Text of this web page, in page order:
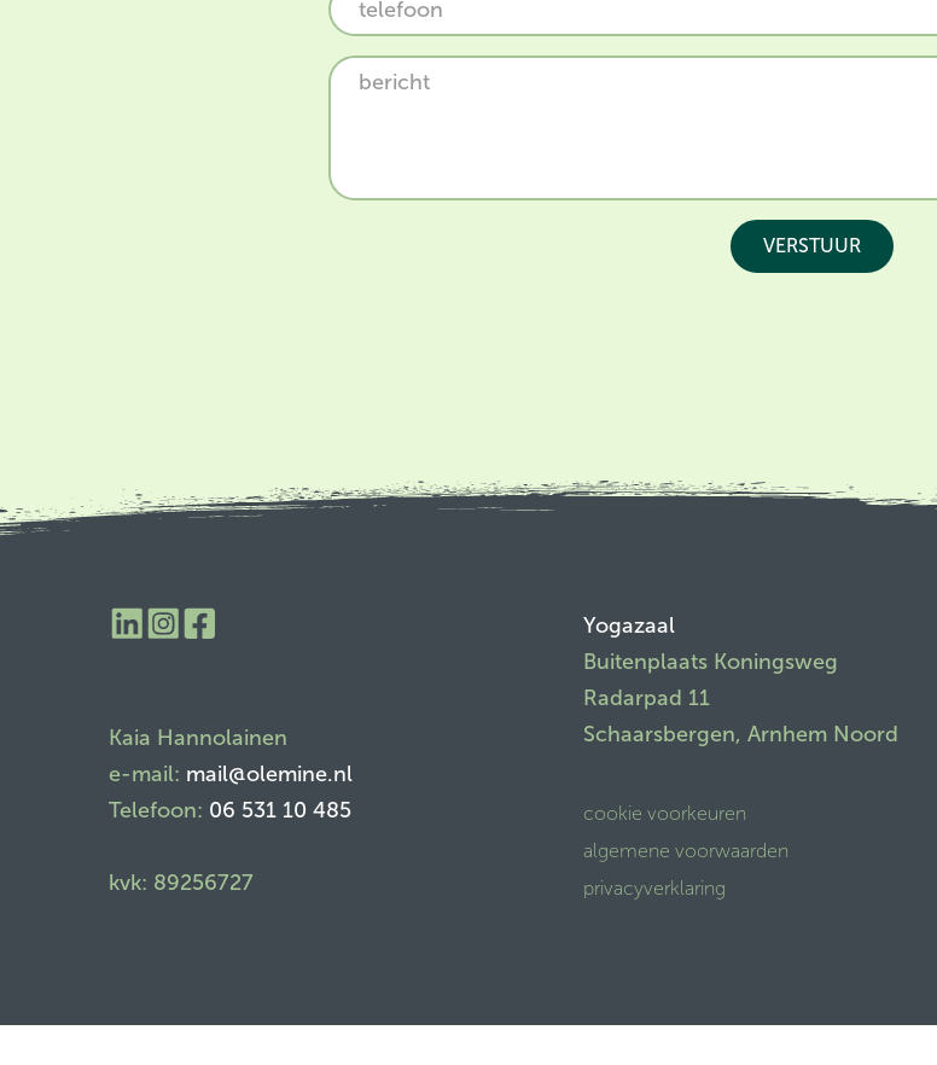
​Kaia Hannolainen
e-mail: mail@olemine.nl
Telefoon: 06 531 10 485
kvk: 89256727
Yogazaal
Buitenplaats Koningsweg
Radarpad 11
Schaarsbergen, Arnhem Noord
cookie voorkeuren
algemene voorwaarden
privacyverklaring